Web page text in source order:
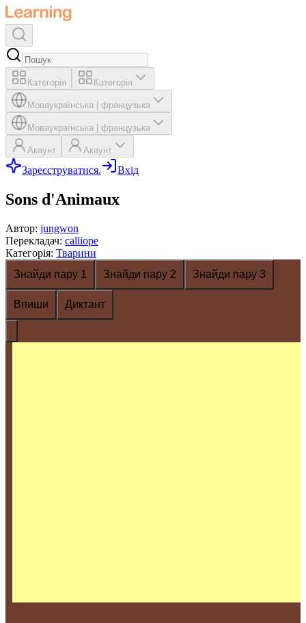
Категорія Категорія
Моваукраїнська французька
Моваукраїнська французька
Акаунт Акаунт
Зареєструватися. Вхід
Sons d'Animaux
Автор: jungwon
Перекладач: calliope
Категорія: Тварини
Знайди пару 1
Знайди пару 2 Знайди пару 3
Впиши Диктант